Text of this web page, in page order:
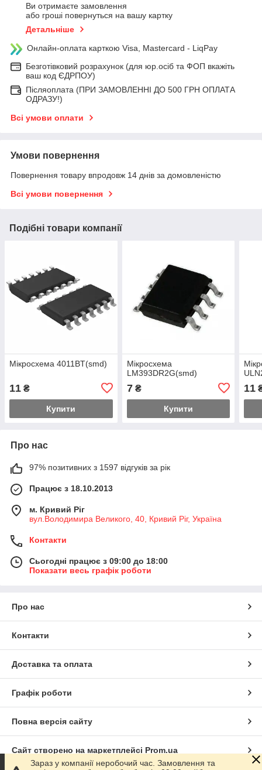
Ви отримаєте замовлення
або гроші повернуться на вашу картку
Детальніше
Онлайн-оплата карткою Visa, Mastercard - LiqPay
Безготівковий розрахунок (для юр.осіб та ФОП вкажіть
ваш код ЄДРПОУ)
Післяоплата (ПРИ ЗАМОВЛЕННІ ДО 500 ГРН ОПЛАТА
ОДРАЗУ!)
Всі умови оплати
Умови повернення
Повернення товару впродовж 14 днів за домовленістю
Всі умови повернення
Подібні товари компанії
Мікросхема 4011BT(smd)
11 ₴
Купити
Мікросхема
LM393DR2G(smd)
7₴
Купити
11
Про нас
97% позитивних з 1597 відгуків за рік
Працює з 18.10.2013
м. Кривий Ріг
вул.Володимира Великого, 40, Кривий Ріг, Україна
Контакти
Сьогодні працює з 09:00 до 18:00
Показати весь графік роботи
Про нас
Контакти
Доставка та оплата
Графік роботи
Повна версія сайту
Сайт створено на маркетплейсі Prom.ua
Зараз у компанії неробочий час. Замовлення та